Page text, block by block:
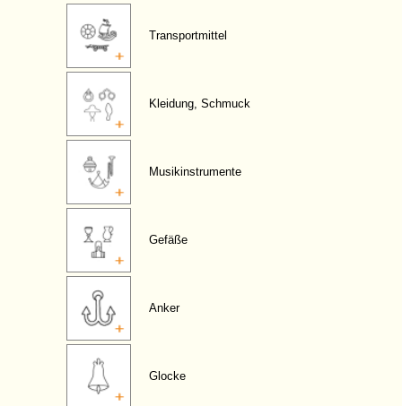
Transportmittel
Kleidung, Schmuck
Musikinstrumente
Gefäße
Anker
Glocke